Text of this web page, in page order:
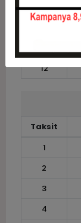
9
12
Taksit
1
2
3
4